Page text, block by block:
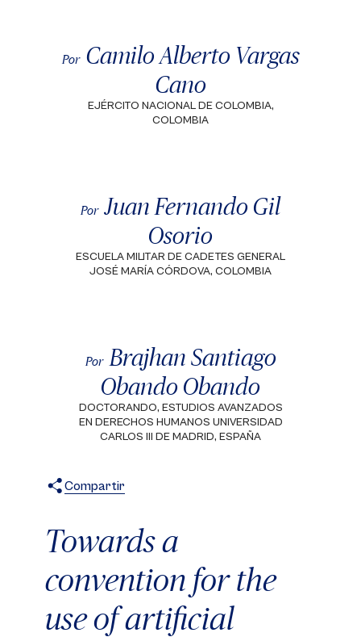
Por Camilo Alberto Vargas
Cano
EJÉRCITO NACIONAL DE COLOMBIA,
COLOMBIA
Por Juan Fernando Gil
Osorio
ESCUELA MILITAR DE CADETES GENERAL
JOSÉ MARÍA CÓRDOVA, COLOMBIA
Por Brajhan Santiago
Obando Obando
DOCTORANDO, ESTUDIOS AVANZADOS
EN DERECHOS HUMANOS UNIVERSIDAD
CARLOS III DE MADRID, ESPAÑA
Compartir
Towards a
convention for the
use of artificial